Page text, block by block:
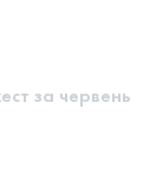
за червень